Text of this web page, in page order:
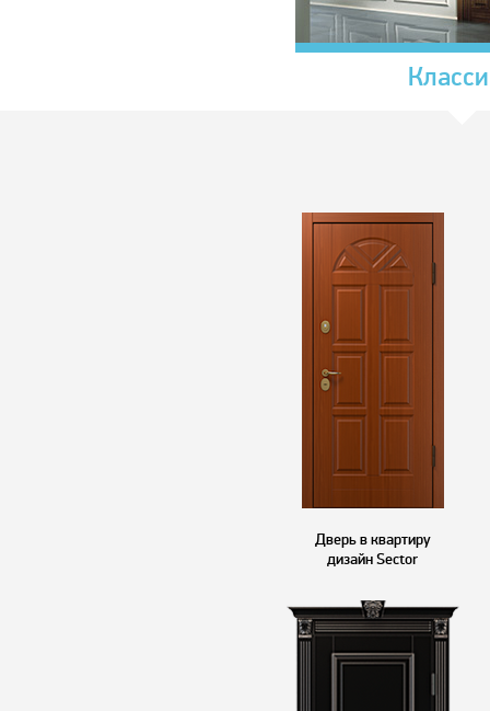
Дверь в квартиру
дизайн Sector